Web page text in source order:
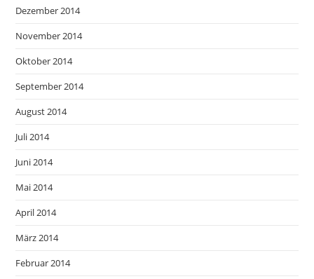
Dezember 2014
November 2014
Oktober 2014
September 2014
August 2014
Juli 2014
Juni 2014
Mai 2014
April 2014
März 2014
Februar 2014